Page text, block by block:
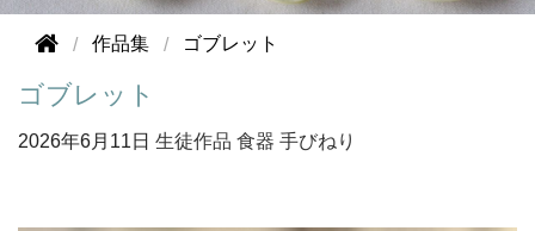
作品集 ゴブレット
ゴブレット
2026年6月11日 生徒作品 食器 手びねり